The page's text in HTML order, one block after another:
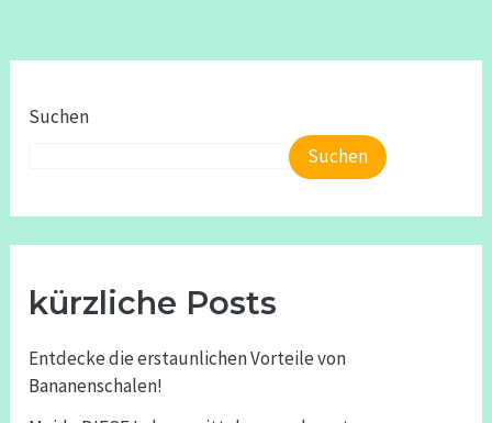
Suchen
Suchen
kürzliche Posts
Entdecke die erstaunlichen Vorteile von
Bananenschalen!